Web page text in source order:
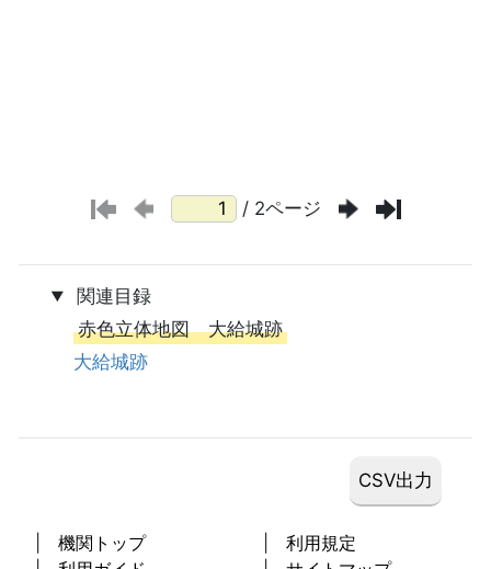
/ 2ページ
関連目録
赤色立体地図 大給城跡
大給城跡
機関トップ
利用規定